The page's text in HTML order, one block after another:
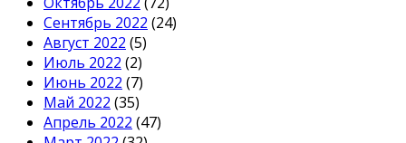
Сентябрь 2022 (24)
Август 2022 (5)
Июль 2022 (2)
Июнь 2022 (7)
Май 2022 (35)
Апрель 2022 (47)